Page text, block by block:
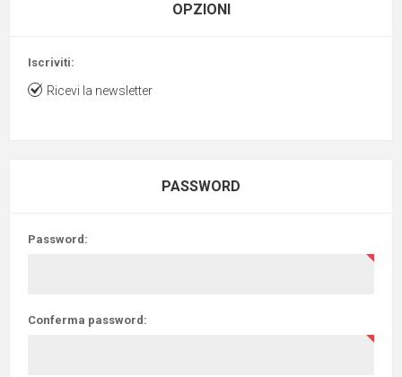
OPZIONI
Iscriviti:
Ricevi la newsletter
PASSWORD
Password:
Conferma password: